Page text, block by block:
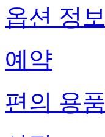
옵션 정보
예약
편의 용품